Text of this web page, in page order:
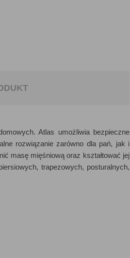
Atlas umożliwia bezpieczne
rozwiązanie zarówno dla pań, jak i
masę mięśniową oraz kształtować jej
trapezowych, posturalnych,